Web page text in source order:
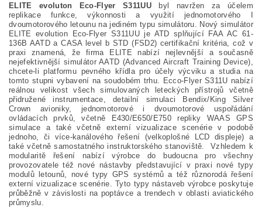
ELITE evoluton Eco-Flyer S311UUbyl navržen za účelem
replikace funkce, výkonnosti a využití jednomotorvého I
dvoumotorového letounu na jediném typu simulátoru. Nový simulátor
ELITE evolution Eco-Flyer S311UU je ATD splňující FAA AC 61-
136B AATD a CASA level b STD (FSD2) certifikační kritéria, což v
praxi znamená, že firma ELITE nabízí nejlevnější a současně
nejefektivnější simulátor AATD (Advanced Aircraft Training Device),
chcete-li platformu pevného křídla pro účely výcviku a studia na
tomto stupni vybavení na soudobém trhu. Ecco-Flyer S311U nabízí
reálnou velikost všech simulovaných leteckých přístrojů včetně
přidružené instrumentace, detailní simulaci Bendix/King Silver
Crown avioniky, jednomotorové i dvoumotorové uspořádání
ovládacích prvků, včetně E430/E650/E750 repliky WAAS GPS
simulace a také včetně externí vizualizace scenérie v podobě
jednoho, či více-kanálového řešení (velkoplošné LCD displeje) a
také včetně samostatného instruktorského stanoviště. Vzhledem k
modularitě řešení nabízí výrobce do budoucna pro všechny
provozovatele též nové nástavby představující v praxi nové typy
modulů letounů, nové typy GPS systémů a též různorodá řešení
externí vizualizace scenérie. Tyto typy nástaveb výrobce poskytuje
průběžně v závislosti na poptávce a trendech v oblasti aviatického
průmyslu.